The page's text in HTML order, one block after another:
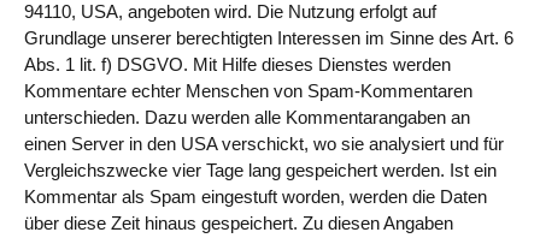
94110, USA, angeboten wird. Die Nutzung erfolgt auf
Grundlage unserer berechtigten Interessen im Sinne des Art. 6
Abs. 1 lit. f) DSGVO. Mit Hilfe dieses Dienstes werden
Kommentare echter Menschen von Spam-Kommentaren
unterschieden. Dazu werden alle Kommentarangaben an
einen Server in den USA verschickt, wo sie analysiert und für
Vergleichszwecke vier Tage lang gespeichert werden. Ist ein
Kommentar als Spam eingestuft worden, werden die Daten
über diese Zeit hinaus gespeichert. Zu diesen Angaben